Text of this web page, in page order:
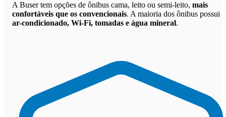
A Buser tem opções de ônibus cama, leito ou semi-leito, mais
confortáveis que os convencionais. A maioria dos ônibus possui
ar-condicionado, Wi-Fi, tomadas e água mineral.